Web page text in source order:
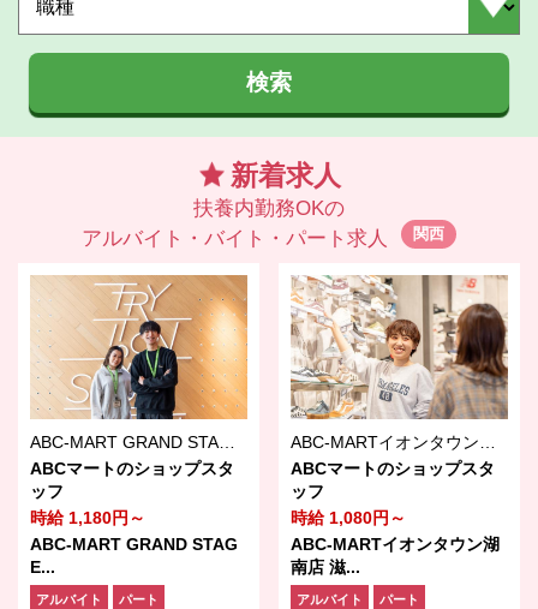
検索
新着求人
扶養内勤務OKの
アルバイト・バイト・パート求人
関西
ABC-MART GRAND STAGE神戸ハーバーランドumie店
ABCマートのショップスタ
ッフ
時給 1,180円～
ABC-MART GRAND STAG
E...
アルバイト パート
ABC-MARTイオンタウン湖南店
ABCマートのショップスタ
ッフ
時給 1,080円～
ABC-MARTイオンタウン湖
南店 滋...
アルバイト パート